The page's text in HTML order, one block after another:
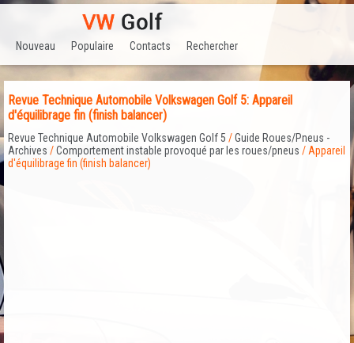
Nouveau Populaire Contacts Rechercher
Revue Technique Automobile Volkswagen Golf 5: Appareil
d'équilibrage fin (finish balancer)
Revue Technique Automobile Volkswagen Golf 5 /Guide Roues/Pneus -
Archives /Comportement instable provoqué par les roues/pneus / Appareil
d'équilibrage fin (finish balancer)